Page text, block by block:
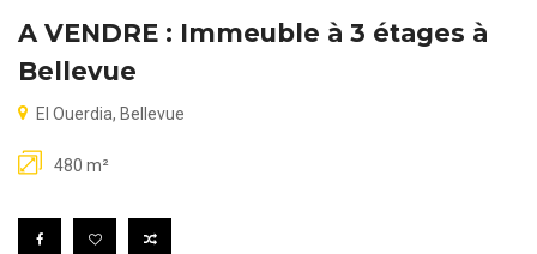
A VENDRE : Immeuble à 3 étages à
Bellevue
El Ouerdia, Bellevue
480 m²